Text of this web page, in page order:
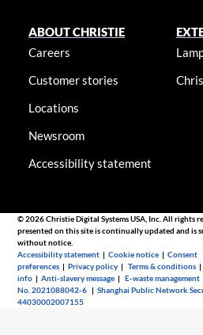
ABOUT CHRISTIE
Careers
Customer stories
Locations
Newsroom
Accessibility statement
© 2026 Christie Digital Systems USA, Inc. All rights
presented on this site is continually updated and is
without notice.
Accessibility statement |Cookie notice |Consent
preferences |Privacy policy |Terms & conditions
info |Anti-slavery message |E-waste management
No. 2021088042-6 |Shanghai Public Network
44030002007155